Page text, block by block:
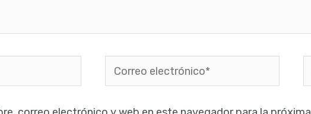
Correo
electrónico*